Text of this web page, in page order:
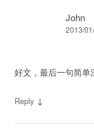
John
2013/
好文，最后一句简单
Reply ↓